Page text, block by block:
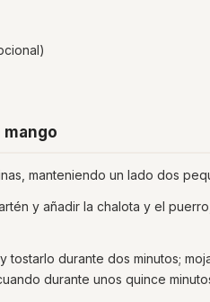
mango
manteniendo un lado dos
y añadir la chalota y el
tostarlo durante dos minutos;
durante unos quince